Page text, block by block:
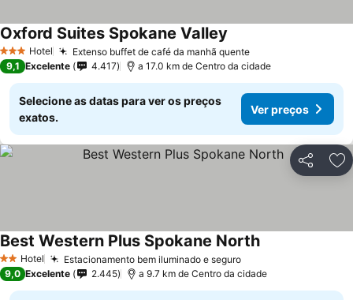
3 EstrelasHotel Extenso buffet de café da manhã quente
Oxford Suites Spokane Valley
9,1 Excelente 4.417 a 17.0 km de Centro da cidade
Selecione as datas para ver os preços
exatos.
Ver preços
Partilhar
2 Estrelas
Hotel Estacionamento bem iluminado e seguro
Best Western Plus Spokane North
9,0 Excelente 2.445 a 9.7 km de Centro da cidade